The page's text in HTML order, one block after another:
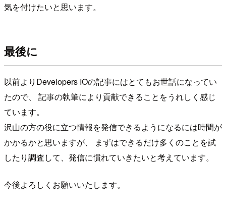
気を付けたいと思います。
最後に
以前よりDevelopers IOの記事にはとてもお世話になってい
たので、 記事の執筆により貢献できることをうれしく感じ
ています。
沢山の方の役に立つ情報を発信できるようになるには時間が
かかるかと思いますが、 まずはできるだけ多くのことを試
したり調査して、発信に慣れていきたいと考えています。
今後よろしくお願いいたします。